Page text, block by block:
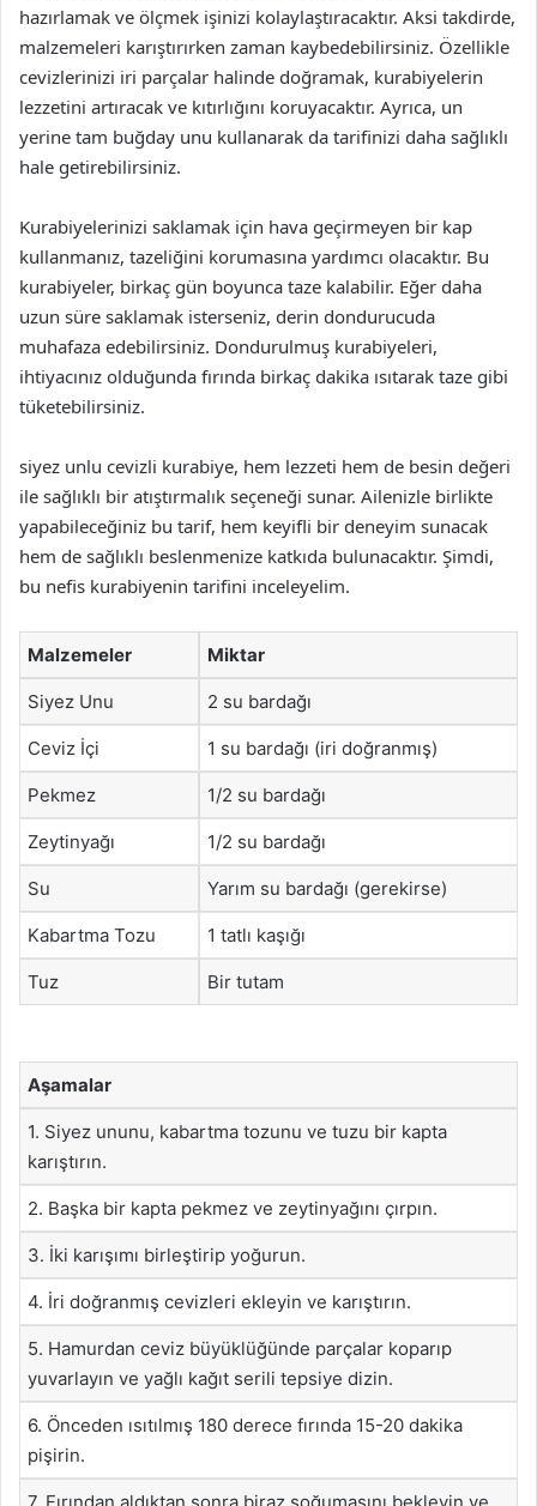
hazırlamak ve ölçmek işinizi kolaylaştıracaktır. Aksi takdirde,
malzemeleri karıştırırken zaman kaybedebilirsiniz. Özellikle
cevizlerinizi iri parçalar halinde doğramak, kurabiyelerin
lezzetini artıracak ve kıtırlığını koruyacaktır. Ayrıca, un
yerine tam buğday unu kullanarak da tarifinizi daha sağlıklı
hale getirebilirsiniz.
Kurabiyelerinizi saklamak için hava geçirmeyen bir kap
kullanmanız, tazeliğini korumasına yardımcı olacaktır. Bu
kurabiyeler, birkaç gün boyunca taze kalabilir. Eğer daha
uzun süre saklamak isterseniz, derin dondurucuda
muhafaza edebilirsiniz. Dondurulmuş kurabiyeleri,
ihtiyacınız olduğunda fırında birkaç dakika ısıtarak taze gibi
tüketebilirsiniz.
siyez unlu cevizli kurabiye, hem lezzeti hem de besin değeri
ile sağlıklı bir atıştırmalık seçeneği sunar. Ailenizle birlikte
yapabileceğiniz bu tarif, hem keyifli bir deneyim sunacak
hem de sağlıklı beslenmenize katkıda bulunacaktır. Şimdi,
bu nefis kurabiyenin tarifini inceleyelim.
Malzemeler Miktar
Siyez Unu 2 su bardağı
Ceviz İçi 1 su bardağı (iri doğranmış)
Pekmez 1/2 su bardağı
Zeytinyağı 1/2 su bardağı
Su Yarım su bardağı (gerekirse)
Kabartma Tozu 1 tatlı kaşığı
Tuz Bir tutam
Aşamalar
1. Siyez ununu, kabartma tozunu ve tuzu bir kapta
karıştırın.
2. Başka bir kapta pekmez ve zeytinyağını çırpın.
3. İki karışımı birleştirip yoğurun.
4. İri doğranmış cevizleri ekleyin ve karıştırın.
5. Hamurdan ceviz büyüklüğünde parçalar koparıp
yuvarlayın ve yağlı kağıt serili tepsiye dizin.
6. Önceden ısıtılmış 180 derece fırında 15-20 dakika
pişirin.